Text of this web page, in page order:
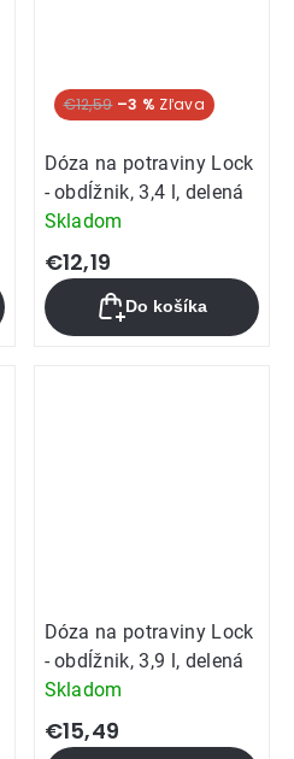
€12,59 –3 %
Dóza na potraviny Lock
- obdĺžnik, 3,4 l, delená
Skladom
€12,19
Do košíka
Dóza na potraviny Lock
- obdĺžnik, 3,9 l, delená
Skladom
€15,49